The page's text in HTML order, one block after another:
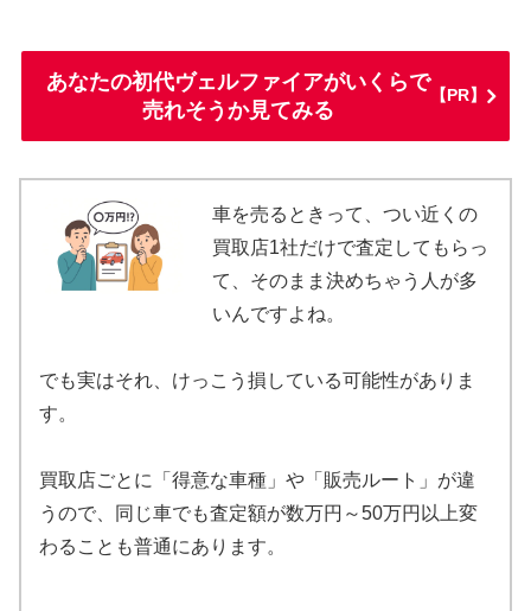
あなたの初代ヴェルファイアがいくらで
売れそうか見てみる
【PR】
車を売るときって、つい近くの
買取店1社だけで査定してもらっ
て、そのまま決めちゃう人が多
いんですよね。
でも実はそれ、けっこう損している可能性がありま
す。
買取店ごとに「得意な車種」や「販売ルート」が違
うので、同じ車でも査定額が数万円～50万円以上変
わることも普通にあります。